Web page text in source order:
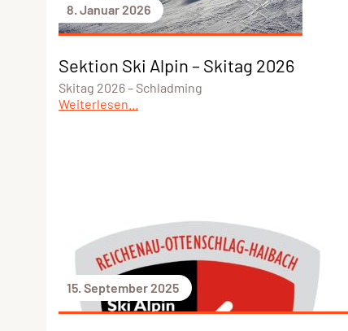
8. Januar 2026
Sektion Ski Alpin – Skitag 2026
Skitag 2026 – Schladming
Weiterlesen...
15. September 2025